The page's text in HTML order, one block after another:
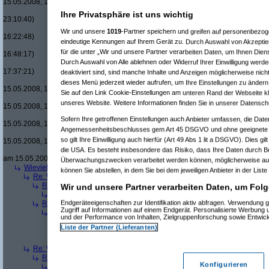
15.05.2008, 18:08:08)
Re(15): Men in Black um £12.33
23:10:40)
Re(16): Men in Black um
16:22:48)
Re(17): Men in Black um
16:48:17)
Re(18): Men in Black
17:37:21)
Re(19): Men in Black
15.05.2008, 17:43:00)
Re(20): Men in
15.05.2008, 17:46:13)
Re(21): Men in
15.05.2008, 17:49:46)
Re(22): Men
15.05.2008, 18:07:18)
Re(23):
am 15.05.2008, 18:13:17)
Wieviele blus/hd-dvds habt ihr schon?( bröslam 15.05.2008, 18:06:08)
Re: Wieviele blus/hd-dvds habt ihr schon?
ducduc
Re(2): Wieviele blus/hd-dvds habt ihr schon?(bröslam 15.05.2008,
am
Re(2): Wieviele blus/hd-dvds habt ihr schon?(hackenbusham
Re(3): Wieviele blus/hd-dvds habt ihr schon?(ducducam
Re(4): Wieviele blus/hd-dvds habt ihr schon?(hackenbusham
Re(5): Wieviele blus/hd-dvds habt ihr schon?
Re: Wieviele blus/hd-dvds habt ihr schon?
Re(2): Wieviele blus/hd-dvds habt ihr schon?
("without"am
Ihre Privatsphäre ist uns wichtig
Wir und unsere 1019-Partner speichern und greifen auf
eindeutige Kennungen auf Ihrem Gerät zu. Durch Auswahl von
für die unter „Wir und unsere Partner verarbeiten Daten, um Ihnen
Durch Auswahl von Alle ablehnen oder Widerruf Ihrer Einwilligung
deaktiviert sind, sind manche Inhalte und Anzeigen möglicherweise
dieses Menü jederzeit wieder aufrufen, um Ihre Einstellungen zu
Sie auf den Link Cookie-Einstellungen am unteren Rand der Webseite
unseres Website. Weitere Informationen finden Sie in unserer
Sofern Ihre getroffenen Einstellungen auch Anbieter umfassen, die
Angemessenheitsbeschlusses gem Art 45 DSGVO und ohne
so gilt Ihre Einwilligung auch hierfür (Art 49 Abs 1 lit a DSGVO). Dies
die USA. Es besteht insbesondere das Risiko, dass Ihre Daten durch
Überwachungszwecken verarbeitet werden können, möglicherweise
können Sie abstellen, in dem Sie bei dem jeweiligen Anbieter in der
Wir und unsere Partner verarbeiten Daten, um
Endgeräteeigenschaften zur Identifikation aktiv abfragen. Verwendung
Zugriff auf Informationen auf einem Endgerät. Personalisierte Werbung
und der Performance von Inhalten, Zielgruppenforschung sowie
Liste der Partner (Lieferanten)
Konfigurieren